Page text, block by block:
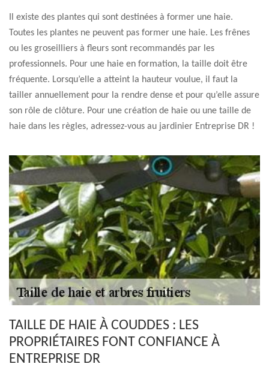
Il existe des plantes qui sont destinées à former une haie.
Toutes les plantes ne peuvent pas former une haie. Les frênes
ou les groseilliers à fleurs sont recommandés par les
professionnels. Pour une haie en formation, la taille doit être
fréquente. Lorsqu’elle a atteint la hauteur voulue, il faut la
tailler annuellement pour la rendre dense et pour qu’elle assure
son rôle de clôture. Pour une création de haie ou une taille de
haie dans les règles, adressez-vous au jardinier Entreprise DR !
TAILLE DE HAIE À COUDDES : LES
PROPRIÉTAIRES FONT CONFIANCE À
ENTREPRISE DR